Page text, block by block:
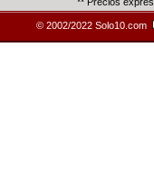
© 2002/2022 Solo10.com